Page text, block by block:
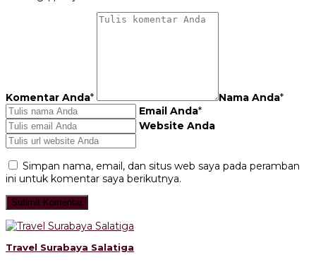
Komentar Anda* Nama Anda*
Email Anda*
Website Anda
Simpan nama, email, dan situs web saya pada peramban
ini untuk komentar saya berikutnya.
Travel Surabaya Salatiga